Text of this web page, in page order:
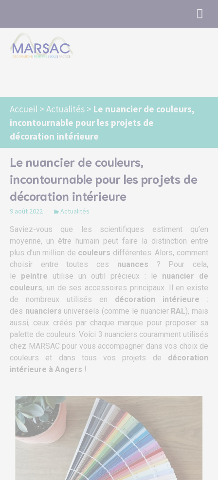
Accueil > Actualités > Le nuancier de couleurs,
incontournable pour les projets de
décoration intérieure
Le nuancier de couleurs,
incontournable pour les projets de
décoration intérieure
9 août 2022 Actualités
Saviez-vous que les scientifiques estiment qu’en
moyenne, un être humain peut faire la distinction entre
plus d’un million de couleurs différentes. Alors, comment
choisir entre toutes ces nuances ? Pour cela,
le peintre utilise un outil précieux : le nuancier de
couleurs, un de ses accessoires principaux. Il en existe
de nombreux utilisés en décoration intérieure :
des nuanciers universels (comme le nuancier RAL), mais
aussi, ceux créés par chaque marque pour proposer sa
palette de couleurs. Voici 3 nuanciers couramment utilisés
chez MARSAC pour vous accompagner dans vos choix de
couleurs et dans tous vos projets de décoration
intérieure à Angers !